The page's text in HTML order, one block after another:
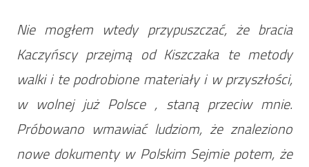
Nie mogłem wtedy przypuszczać, że bracia
Kaczyńscy przejmą od Kiszczaka te metody
walki i te podrobione materiały i w przyszłości,
w wolnej już Polsce , staną przeciw mnie.
Próbowano wmawiać ludziom, że znaleziono
nowe dokumenty w Polskim Sejmie potem, że